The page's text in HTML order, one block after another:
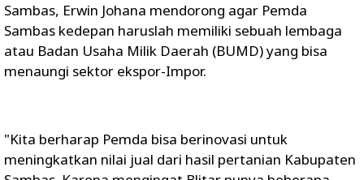
Sambas, Erwin Johana mendorong agar Pemda
Sambas kedepan haruslah memiliki sebuah lembaga
atau Badan Usaha Milik Daerah (BUMD) yang bisa
menaungi sektor ekspor-Impor.
"Kita berharap Pemda bisa berinovasi untuk
meningkatkan nilai jual dari hasil pertanian Kabupaten